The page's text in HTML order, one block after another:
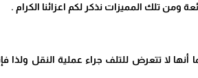
ومن تلك المميزات نذكر لكم اعزائنا الكرام .
لا تتعرض للتلف جراء عملية النقل ولذا